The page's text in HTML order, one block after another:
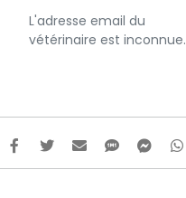
L'adresse email du
vétérinaire est inconnue.